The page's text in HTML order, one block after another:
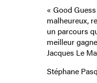
« Good
malheureux,
un parcours
meilleur
Jacques Le
Stéphane